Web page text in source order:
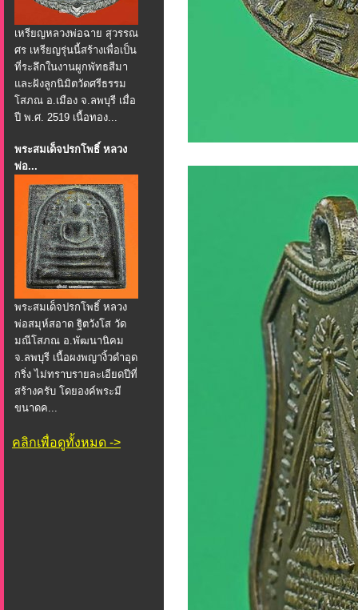
เหรียญหลวงพ่อฉาย สุวรรณ
ศร เหรียญรุ่นนี้สร้างเพื่อเป็น
ที่ระลึกในงานผูกพัทธสีมา
และฝังลูกนิมิตวัดศรีธรรม
โสภณ อ.เมือง จ.ลพบุรี เมื่อ
ปี พ.ศ. 2519 เนื้อทอง...
พระสมเด็จปรกโพธิ์ หลวง
พ่อ...
พระสมเด็จปรกโพธิ์ หลวง
พ่อสมุห์สอาด ฐิตวังโส วัด
มณีโสภณ อ.พัฒนานิคม
จ.ลพบุรี เนื้อผงพญางิ้วดำอุด
กริ่ง ไม่ทราบรายละเอียดปีที่
สร้างครับ โดยองค์พระมี
ขนาดค...
คลิกเพื่อดูทั้งหมด ->